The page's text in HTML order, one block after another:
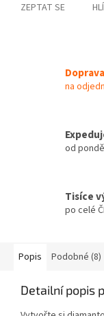
ZEPTAT SE
na
od
Tisíce
po celé
Popis Podobné (8)
Detailní popis